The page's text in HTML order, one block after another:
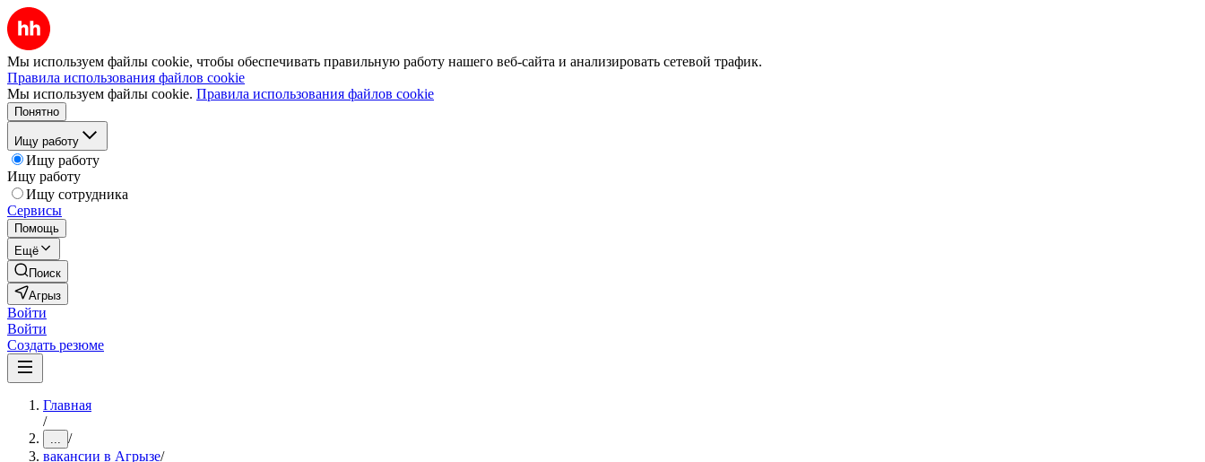
Мы используем файлы cookie, чтобы обеспечивать правильную работу нашего веб-сайта и анализировать сетевой трафик.
Правила использования файлов cookie
Мы используем файлы cookie. Правила использования файлов cookie
Понятно
Ищу работу
Ищу работу
Ищу работу
Ищу сотрудника
Сервисы
Помощь
Ещё
Поиск
Агрыз
Войти
Войти
Создать резюме
Главная
/
... /
вакансии в Агрызе/